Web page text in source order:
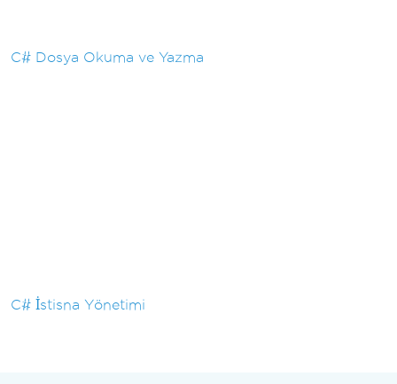
C# Dosya Okuma ve Yazma
C# İstisna Yönetimi